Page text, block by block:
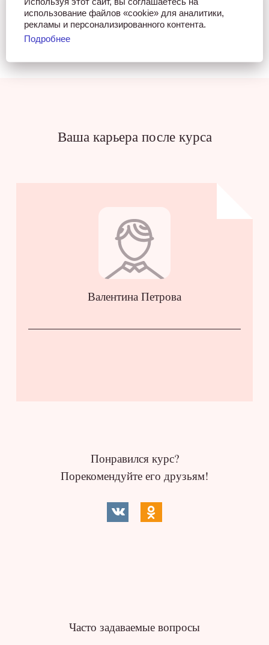
Ваша карьера после курса
Валентина Петрова
Понравился курс?
Порекомендуйте его друзьям!
Часто задаваемые вопросы
использование файлов «cookie» для аналитики,
рекламы и персонализированного контента.
Подробнее